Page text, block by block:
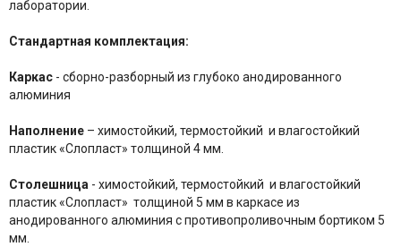
лаборатории.
Стандартная комплектация:
Каркас - сборно-разборный из глубоко анодированного
алюминия
Наполнение – химостойкий, термостойкий и влагостойкий
пластик «Слопласт» толщиной 4 мм.
Столешница - химостойкий, термостойкий и влагостойкий
пластик «Слопласт» толщиной 5 мм в каркасе из
анодированного алюминия с противопроливочным бортиком 5
мм.